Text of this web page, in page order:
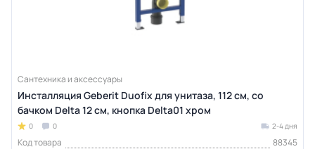
Сантехника и аксессуары
Инсталляция Geberit Duofix для унитаза, 112 см, со
бачком Delta 12 см, кнопка Delta01 хром
0 0 2-4 дня
Код товара
88345